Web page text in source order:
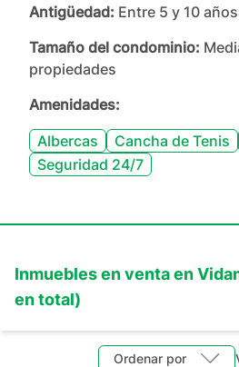
Antigüedad: Entre 5 y 10 años
Tamaño del condominio:
propiedades
Amenidades:
Albercas
Cancha de Tenis
Seguridad 24/7
Inmuebles enventaen
en total)
Ordenar por